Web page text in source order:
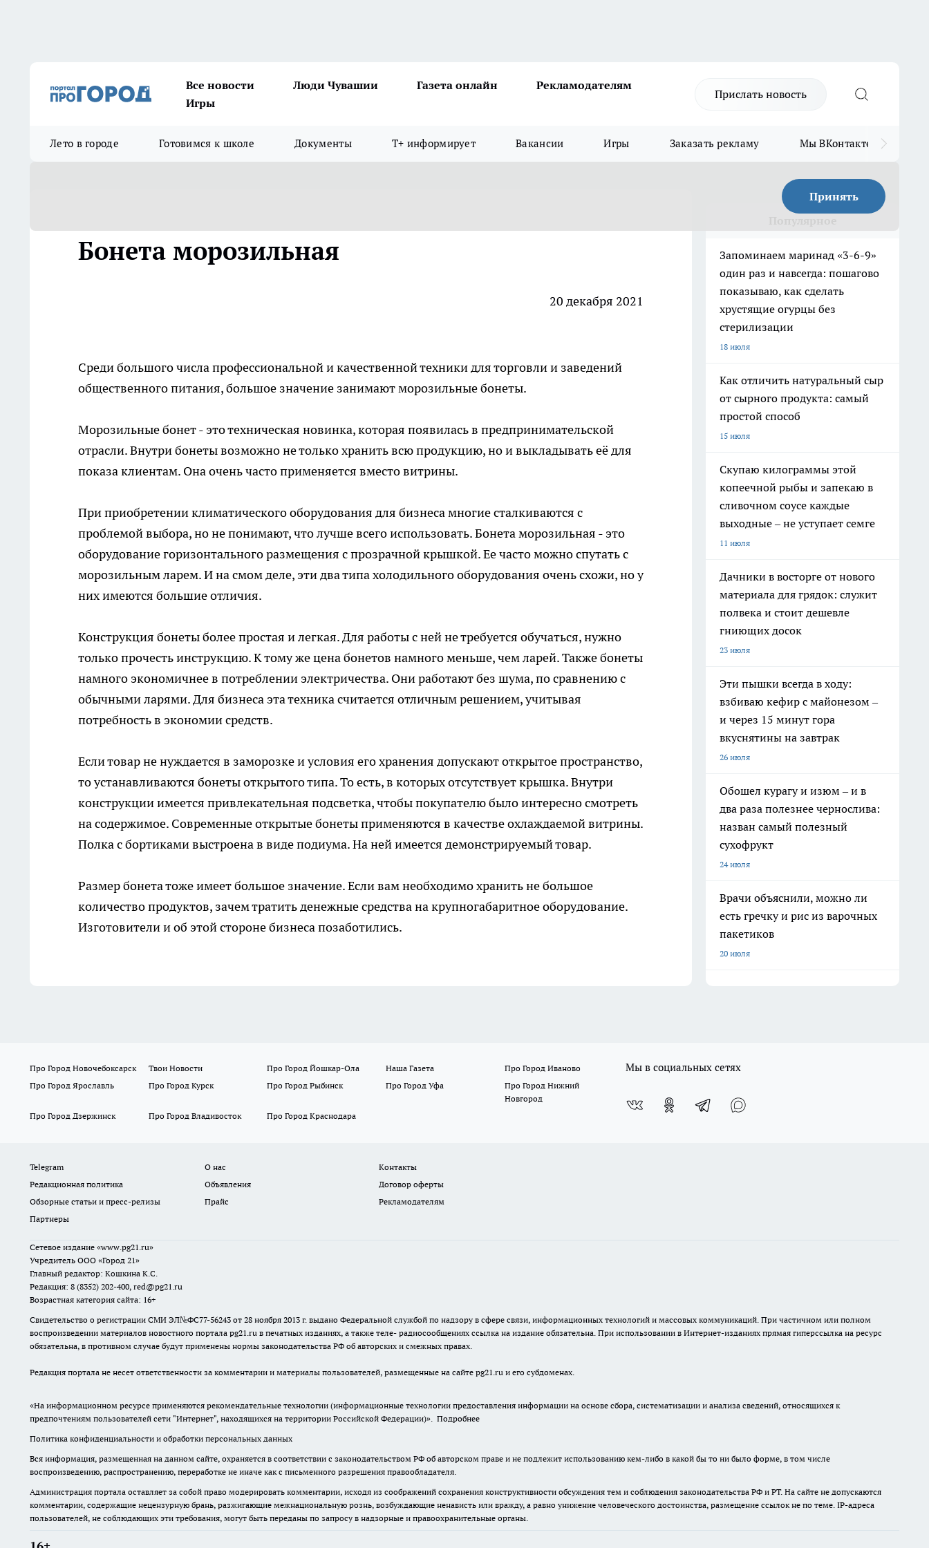
Все новости Люди Чувашии Газета онлайн
Рекламодателям
Игры
Прислать новость
Лето в городе Готовимся к школе Документы Т+ информирует Вакансии Игры Заказать рекламу Мы ВКонтакте
Принять
Бонета морозильная
20 декабря 2021
Среди большого числа профессиональной и качественной техники для торговли и заведений
общественного питания, большое значение занимают морозильные бонеты.
Морозильные бонет - это техническая новинка, которая появилась в предпринимательской
отрасли. Внутри бонеты возможно не только хранить всю продукцию, но и выкладывать её для
показа клиентам. Она очень часто применяется вместо витрины.
При приобретении климатического оборудования для бизнеса многие сталкиваются с
проблемой выбора, но не понимают, что лучше всего использовать. Бонета морозильная - это
оборудование горизонтального размещения с прозрачной крышкой. Ее часто можно спутать с
морозильным ларем. И на смом деле, эти два типа холодильного оборудования очень схожи, но у
них имеются большие отличия.
Конструкция бонеты более простая и легкая. Для работы с ней не требуется обучаться, нужно
только прочесть инструкцию. К тому же цена бонетов намного меньше, чем ларей. Также бонеты
намного экономичнее в потреблении электричества. Они работают без шума, по сравнению с
обычными ларями. Для бизнеса эта техника считается отличным решением, учитывая
потребность в экономии средств.
Если товар не нуждается в заморозке и условия его хранения допускают открытое пространство,
то устанавливаются бонеты открытого типа. То есть, в которых отсутствует крышка. Внутри
конструкции имеется привлекательная подсветка, чтобы покупателю было интересно смотреть
на содержимое. Современные открытые бонеты применяются в качестве охлаждаемой витрины.
Полка с бортиками выстроена в виде подиума. На ней имеется демонстрируемый товар.
Размербонетатоже имеет большое значение. Если вам необходимо хранить не большое
количество продуктов, зачем тратить денежные средства на крупногабаритное оборудование.
Изготовители и об этой стороне бизнеса позаботились.
Запоминаем маринад «3-6-9»
один раз и навсегда: пошагово
показываю, как сделать
хрустящие огурцы без
стерилизации
18 июля
Как отличить натуральный сыр
от сырного продукта: самый
простой способ
15 июля
Скупаю килограммы этой
копеечной рыбы и запекаю в
сливочном соусе каждые
выходные – не уступает семге
11 июля
Дачники в восторге от нового
материала для грядок: служит
полвека и стоит дешевле
гниющих досок
23 июля
Эти пышки всегда в ходу:
взбиваю кефир с майонезом –
и через 15 минут гора
вкуснятины на завтрак
26 июля
Обошел курагу и изюм – и в
два раза полезнее чернослива:
назван самый полезный
сухофрукт
24 июля
Врачи объяснили, можно ли
есть гречку и рис из варочных
пакетиков
20 июля
Про Город Новочебоксарск Твои Новости Про Город Йошкар-Ола Наша Газета
Про Город Иваново
Про Город Ярославль
Про Город Курск Про Город Рыбинск Про Город Уфа
Про Город Нижний
Новгород
Про Город Дзержинск
Про Город Владивосток Про Город Краснодара
Мы в социальных сетях
Telegram О нас
Контакты
Редакционная политика
Объявления
Договор оферты
Обзорные статьи и пресс-релизы
Прайс
Рекламодателям
Партнеры
Сетевое издание «www.pg21.ru»
Учредитель ООО «Город 21»
Главный редактор: Кошкина К.С.
Редакция: 8 (8352) 202-400, red@pg21.ru
Возрастная категория сайта: 16+
Свидетельство о регистрации СМИ ЭЛ№ФС77-56243 от 28 ноября 2013 г. выдано Федеральной службой по надзору в сфере связи, информационных технологий и массовых коммуникаций. При частичном или полном
воспроизведении материалов новостного портала pg21.ru в печатных изданиях, а также теле- радиосообщениях ссылка на издание обязательна. При использовании в Интернет-изданиях прямая гиперссылка на ресурс
обязательна, в противном случае будут применены нормы законодательства РФ об авторских и смежных правах.
Редакция портала не несет ответственности за комментарии и материалы пользователей, размещенные на сайте pg21.ru и его субдоменах.
«На информационном ресурсе применяются рекомендательные технологии (информационные технологии предоставления информации на основе сбора, систематизации и анализа сведений, относящихся к
предпочтениям пользователей сети "Интернет", находящихся на территории Российской Федерации)». Подробнее
Политика конфиденциальности и обработки персональных данных
Вся информация, размещенная на данном сайте, охраняется в соответствии с законодательством РФ об авторском праве и не подлежит использованию кем-либо в какой бы то ни было форме, в том числе
воспроизведению, распространению, переработке не иначе как с письменного разрешения правообладателя.
Администрация портала оставляет за собой право модерировать комментарии, исходя из соображений сохранения конструктивности обсуждения тем и соблюдения законодательства РФ и РТ. На сайте не допускаются
комментарии, содержащие нецензурную брань, разжигающие межнациональную рознь, возбуждающие ненависть или вражду, а равно унижение человеческого достоинства, размещение ссылок не по теме. IP-адреса
пользователей, не соблюдающих эти требования, могут быть переданы по запросу в надзорные и правоохранительные органы.